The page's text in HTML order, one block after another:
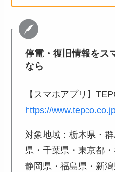
停電・復旧情報をス
なら
【スマホアプリ】
https://
対象地域：栃木県・
県・千葉県・東京都
静岡県・福島県・新